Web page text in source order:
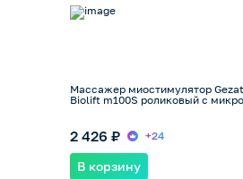
Массажер миостимулятор
Biolift m100S роликовый с
2 426 ₽ +24
В корзину